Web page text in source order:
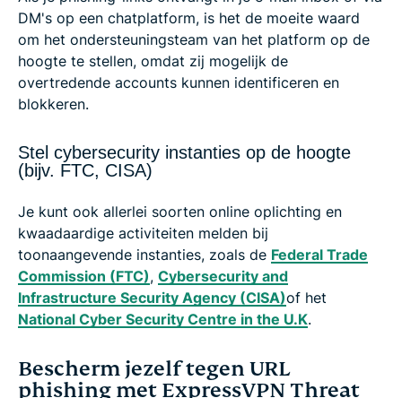
DM's op een chatplatform, is het de moeite waard
om het ondersteuningsteam van het platform op de
hoogte te stellen, omdat zij mogelijk de
overtredende accounts kunnen identificeren en
blokkeren.
Stel cybersecurity instanties op de hoogte
(bijv. FTC, CISA)
Je kunt ook allerlei soorten online oplichting en
kwaadaardige activiteiten melden bij
toonaangevende instanties, zoals de Federal Trade
Commission (FTC), Cybersecurity and
Infrastructure Security Agency (CISA)of het
National Cyber Security Centre in the U.K.
Bescherm jezelf tegen URL
phishing met ExpressVPN Threat